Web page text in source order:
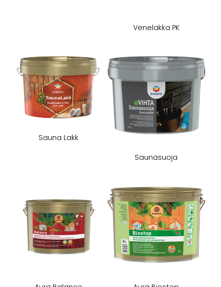
Venelakka PK
Sauna Lakk
Saunasuoja